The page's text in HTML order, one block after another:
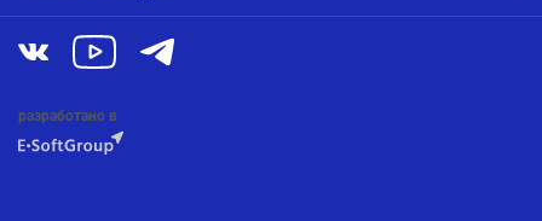
разработано в